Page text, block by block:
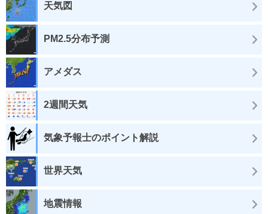
天気図
PM2.5分布予測
アメダス
2週間天気
気象予報士のポイント解説
世界天気
地震情報